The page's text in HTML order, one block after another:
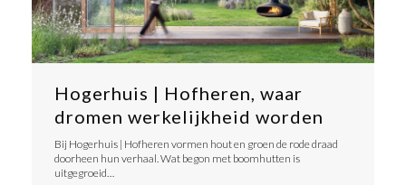
Hogerhuis | Hofheren, waar
dromen werkelijkheid worden
​Bij Hogerhuis | Hofheren vormen hout en groen de rode draad
doorheen hun verhaal. Wat begon met boomhutten is
uitgegroeid…